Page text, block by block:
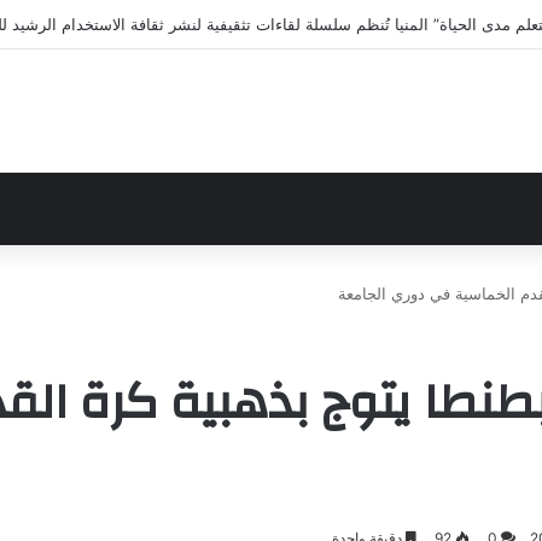
الاختلافات الخمس خلال 11 ثانية فقط
الخماسية في دوري الجامعة
يتوج بذهبية كرة